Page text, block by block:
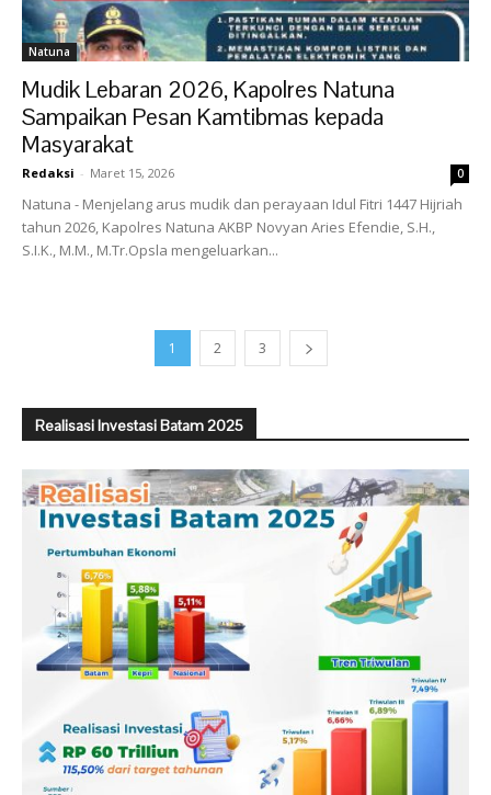
Natuna
Mudik Lebaran 2026, Kapolres Natuna
Sampaikan Pesan Kamtibmas kepada
Masyarakat
Redaksi - Maret 15, 2026 0
‎Natuna - Menjelang arus mudik dan perayaan Idul Fitri 1447 Hijriah
tahun 2026, Kapolres Natuna AKBP Novyan Aries Efendie, S.H.,
S.I.K., M.M., M.Tr.Opsla mengeluarkan...
1 2 3
Realisasi Investasi Batam 2025